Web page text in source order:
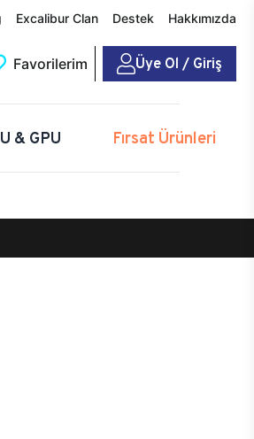
Excalibur Clan Destek Hakkımızda
Favorilerim Üye Ol / Giriş
& GPU Fırsat Ürünleri